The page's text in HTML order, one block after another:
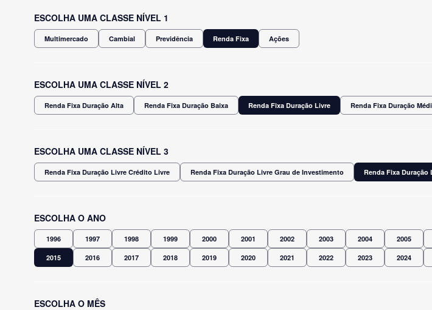
ESCOLHA UMA CLASSE NÍVEL 1
Multimercado Cambial Previdência Renda Fixa Ações
ESCOLHA UMA CLASSE NÍVEL 2
Renda Fixa Duração Alta Renda Fixa Duração Baixa Renda Fixa Duração Livre Renda Fixa Duração
ESCOLHA UMA CLASSE NÍVEL 3
Renda Fixa Duração Livre Crédito Livre Renda Fixa Duração Livre Grau de Investimento Renda Fixa Duração
ESCOLHA O ANO
1996 1997 1998 1999 2000 2001 2002 2003 2004 2005
2015 2016 2017 2018 2019 2020 2021 2022 2023 2024
ESCOLHA O MÊS